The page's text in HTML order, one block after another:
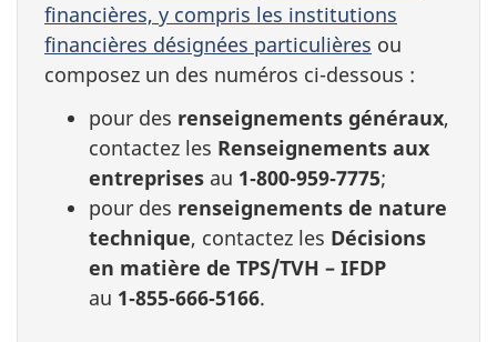
financières, y compris les institutions
financières désignées particulières ou
composez un des numéros ci-dessous :
pour des renseignements généraux,
contactez les Renseignements aux
entreprises au 1‑800‑959‑7775;
pour des renseignements de nature
technique, contactez les Décisions
en matière de TPS/TVH – IFDP
au 1‑855‑666‑5166.